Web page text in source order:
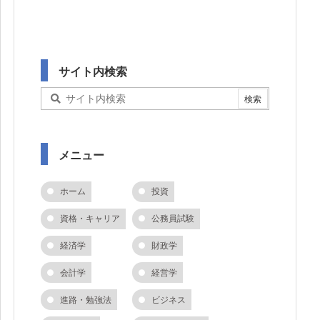
サイト内検索
メニュー
ホーム 投資
資格・キャリア 公務員試験
経済学 財政学
会計学 経営学
進路・勉強法 ビジネス